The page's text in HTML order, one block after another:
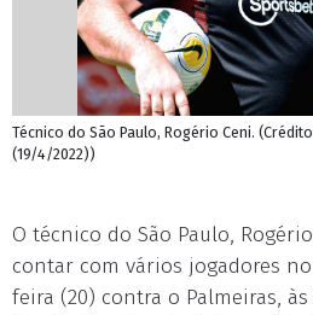
Técnico do São Paulo, Rogério Ceni. (Crédito:
(19/4/2022))
O técnico do São Paulo,
contar com vários jogadores
feira (20) contra o Palmeiras,